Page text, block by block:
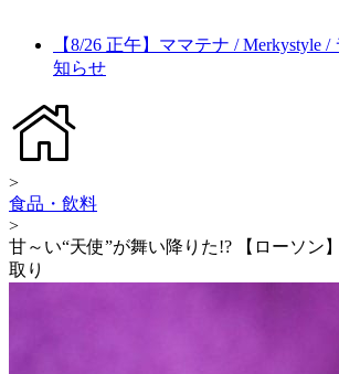
【8/26 正午】ママテナ / Merkystyle
知らせ
>
食品・飲料
>
甘～い“天使”が舞い降りた!? 【ローソン
取り